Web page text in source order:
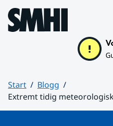
Hoppa till sidans innehåll
Start
Blogg
Extremt tidig